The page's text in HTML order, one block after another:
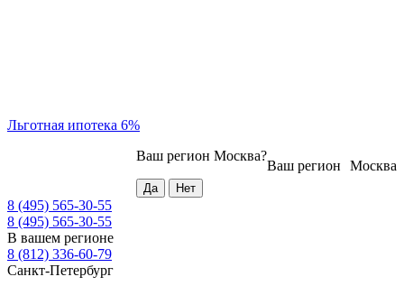
Льготная ипотека 6%
Москва
Ваш регион
Ваш регион Москва?
8 (495) 565-30-55
8 (495) 565-30-55
В вашем регионе
8 (812) 336-60-79
Санкт-Петербург